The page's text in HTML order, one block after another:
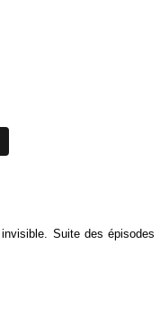
Suite des épisodes